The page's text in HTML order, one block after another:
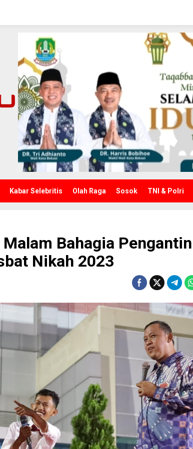
Kabar Selebritis Olah Raga Sosok TNI & Polri
Bahagia Pengantin
Nikah 2023